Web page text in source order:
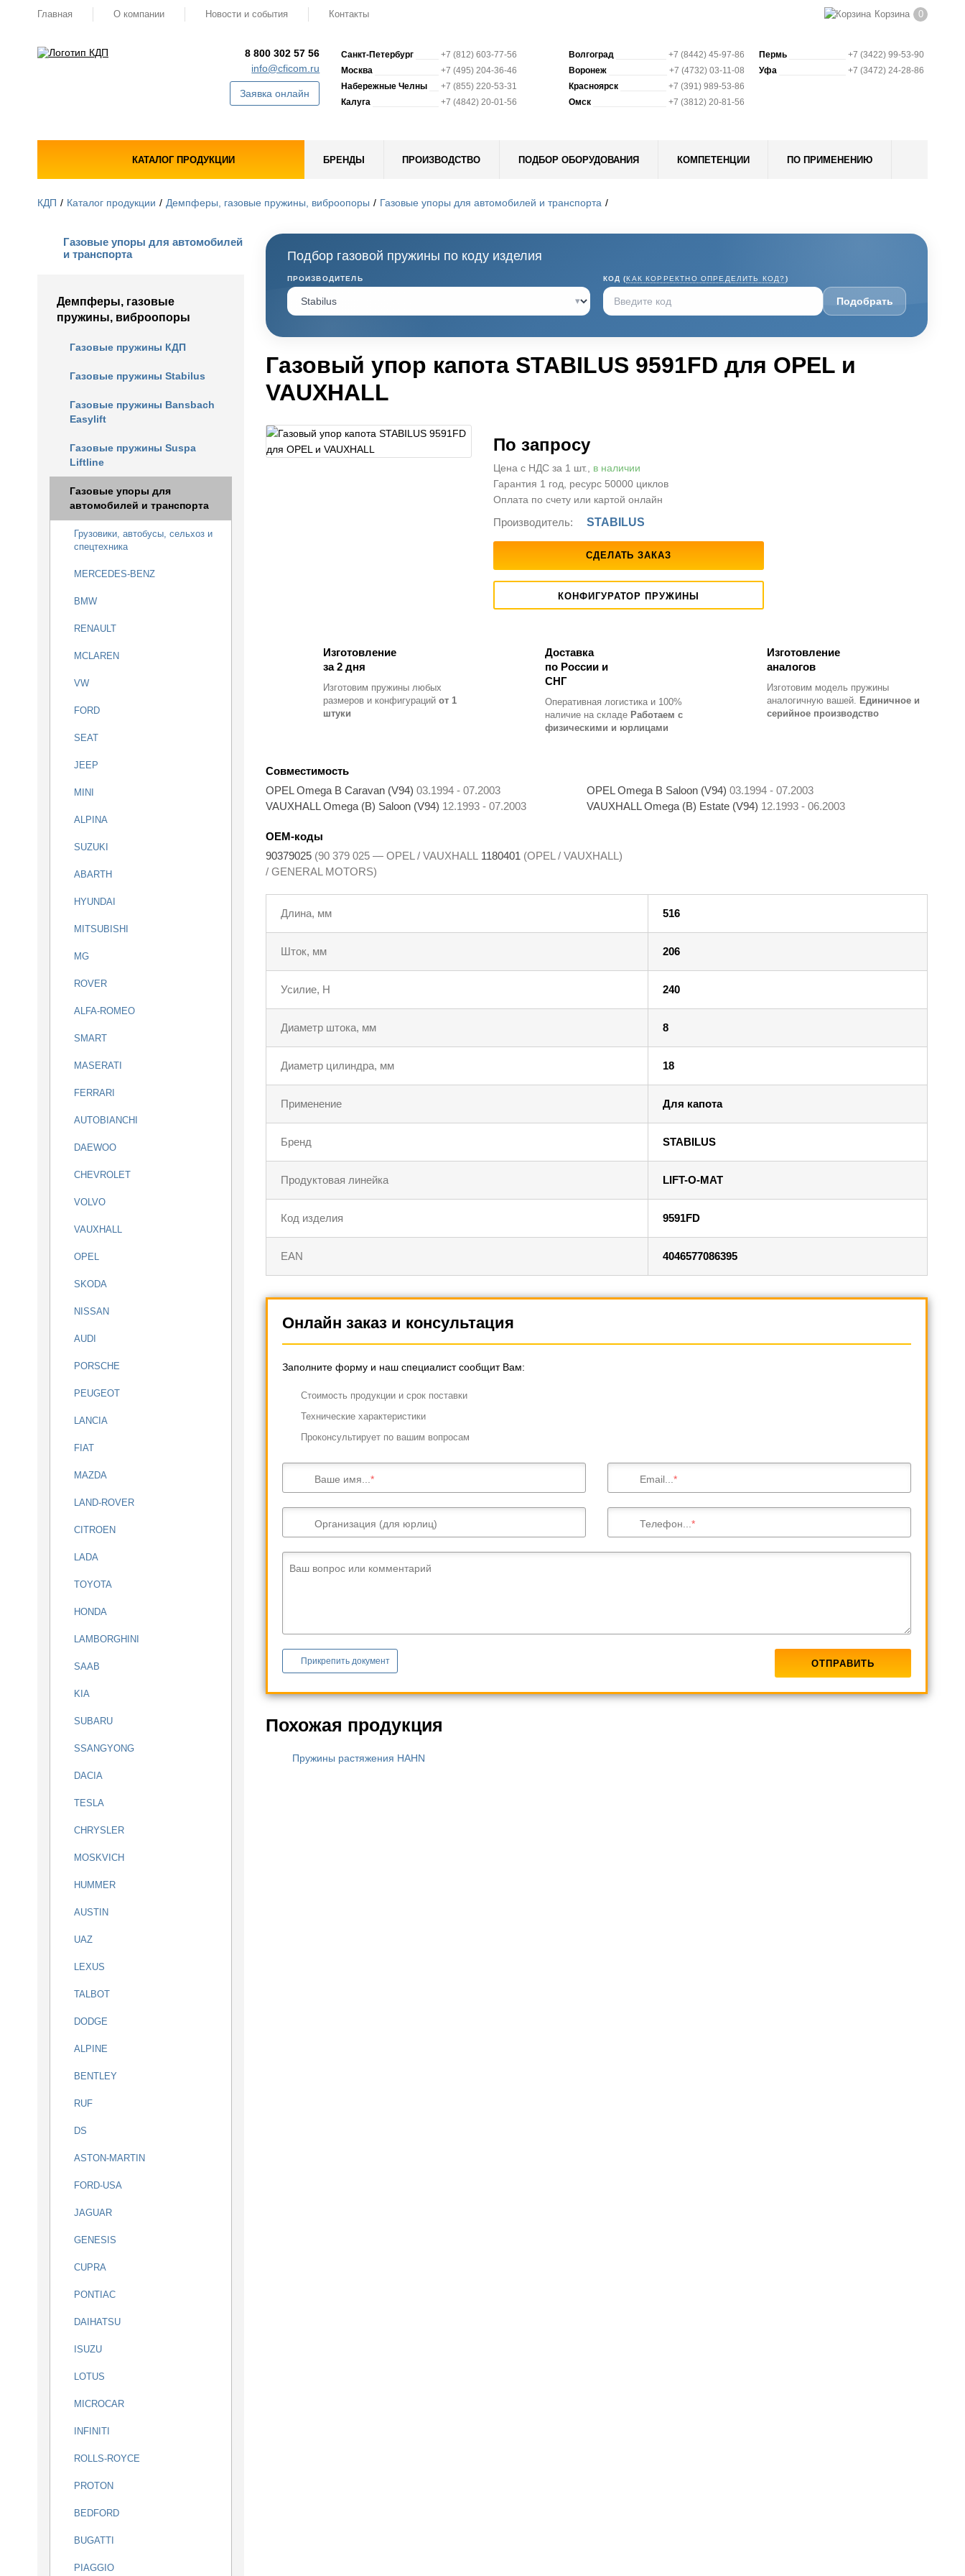
Главная О компании Новости и события Контакты Корзина 0
8 800 302 57 56
info@cficom.ru
Заявка онлайн
Санкт-Петербург
+7 (812) 603-77-56
Москва
+7 (495) 204-36-46
Набережные Челны
+7 (855) 220-53-31
Калуга
+7 (4842) 20-01-56
Волгоград
+7 (8442) 45-97-86
Воронеж
+7 (4732) 03-11-08
Красноярск
+7 (391) 989-53-86
Омск
+7 (3812) 20-81-56
Пермь
+7 (3422) 99-53-90
Уфа
+7 (3472) 24-28-86
КАТАЛОГ ПРОДУКЦИИ БРЕНДЫ ПРОИЗВОДСТВО ПОДБОР ОБОРУДОВАНИЯ КОМПЕТЕНЦИИ ПО ПРИМЕНЕНИЮ
КДП Каталог продукции Демпферы, газовые пружины, виброопоры Газовые упоры для автомобилей и транспорта
Газовые упоры для автомобилей
и транспорта
Демпферы, газовые
пружины, виброопоры
Газовые пружины КДП
Газовые пружины Stabilus
Газовые пружины Bansbach
Easylift
Газовые пружины Suspa
Liftline
Газовые упоры для
автомобилей и транспорта
Грузовики, автобусы, сельхоз и
спецтехника
MERCEDES-BENZ
BMW
RENAULT
MCLAREN
VW
FORD
SEAT
JEEP
MINI
ALPINA
SUZUKI
ABARTH
HYUNDAI
MITSUBISHI
MG
ROVER
ALFA-ROMEO
SMART
MASERATI
FERRARI
AUTOBIANCHI
DAEWOO
CHEVROLET
VOLVO
VAUXHALL
OPEL
SKODA
NISSAN
AUDI
PORSCHE
PEUGEOT
LANCIA
FIAT
MAZDA
LAND-ROVER
CITROEN
LADA
TOYOTA
HONDA
LAMBORGHINI
SAAB
KIA
SUBARU
SSANGYONG
DACIA
TESLA
CHRYSLER
MOSKVICH
HUMMER
AUSTIN
UAZ
LEXUS
TALBOT
DODGE
ALPINE
BENTLEY
RUF
DS
ASTON-MARTIN
FORD-USA
JAGUAR
GENESIS
CUPRA
PONTIAC
DAIHATSU
ISUZU
LOTUS
MICROCAR
INFINITI
ROLLS-ROYCE
PROTON
BEDFORD
BUGATTI
PIAGGIO
Подбор газовой пружины по коду изделия
ПРОИЗВОДИТЕЛЬ
▾
КОД (КАК КОРРЕКТНО ОПРЕДЕЛИТЬ КОД? )
Подобрать
Газовый упор капота STABILUS 9591FD для OPEL и
VAUXHALL
По запросу
Цена с НДС за 1 шт., в наличии
Гарантия 1 год, ресурс 50000 циклов
Оплата по счету или картой онлайн
Производитель: STABILUS
СДЕЛАТЬ ЗАКАЗ
КОНФИГУРАТОР ПРУЖИНЫ
Изготовление
за 2 дня
Изготовим пружины любых
размеров и конфигураций от 1
штуки
Доставка
по России и
СНГ
Оперативная логистика и 100%
наличие на складе Работаем с
физическими и юрлицами
Изготовление
аналогов
Изготовим модель пружины
аналогичную вашей. Единичное и
серийное производство
Совместимость
OPEL Omega B Caravan (V94) 03.1994 - 07.2003 OPEL Omega B Saloon (V94) 03.1994 - 07.2003
VAUXHALL Omega (B) Saloon (V94) 12.1993 - 07.2003 VAUXHALL Omega (B) Estate (V94) 12.1993 - 06.2003
OEM-коды
90379025 (90 379 025 — OPEL / VAUXHALL
/ GENERAL MOTORS)
1180401 (OPEL / VAUXHALL)
Длина, мм 516
Шток, мм 206
Усилие, Н 240
Диаметр штока, мм 8
Диаметр цилиндра, мм 18
Применение Для капота
Бренд STABILUS
Продуктовая линейка LIFT-O-MAT
Код изделия 9591FD
EAN 4046577086395
Онлайн заказ и консультация
Заполните форму и наш специалист сообщит Вам:
Cтоимость продукции и срок поставки
Технические характеристики
Проконсультирует по вашим вопросам
Ваше имя... Email...
Организация (для юрлиц) Телефон...
Ваш вопрос или комментарий
Прикрепить документ
Похожая продукция
Пружины растяжения HAHN